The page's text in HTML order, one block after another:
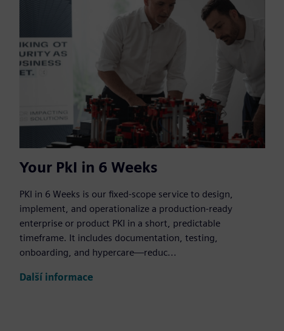
Your PkI in 6 Weeks
PKI in 6 Weeks is our fixed-scope service to design,
implement, and operationalize a production-ready
enterprise or product PKI in a short, predictable
timeframe. It includes documentation, testing,
onboarding, and hypercare—reduc...
Další informace